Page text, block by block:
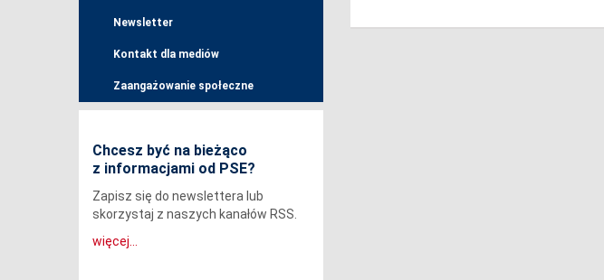
Newsletter
Kontakt dla mediów
Zaangażowanie społeczne
Chcesz być na bieżąco
z informacjami od PSE?
Zapisz się do newslettera lub
skorzystaj z naszych kanałów RSS.
więcej...